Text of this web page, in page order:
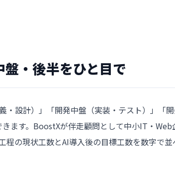
・後半をひと目で
・設計）」「開発中盤（実装・テスト）」「
ます。BoostXが伴走顧問として中小IT・Web
の現状工数とAI導入後の目標工数を数字で並